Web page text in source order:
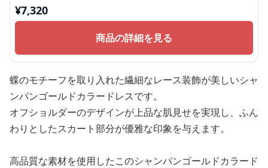
¥7,320
商品の詳細を見る
蝶のモチーフを取り入れた繊細なレース装飾が美しいシャ
ンパンゴールドカラードレスです。
オフショルダーのデザインが上品な肌見せを実現し、ふん
わりとしたスカート部分が優雅な印象を与えます。
高品質な素材を使用したこのシャンパンゴールドカラード